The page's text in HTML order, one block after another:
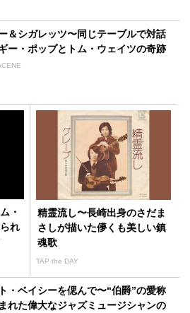
＆シガレッツ〜同じテーブルで対話
ー・ポップとトム・ウェイツの奇跡
・
れ
精霊流し〜長崎出身のさだま
さしが描いた儚くも美しい鎮
魂歌
TAP the DAY
・ベイシーを偲んで〜“伯爵”の愛称
れた偉大なジャズミュージシャンの